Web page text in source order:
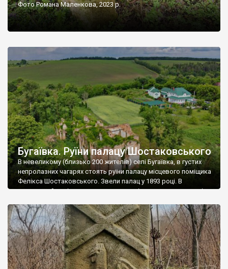
Фото Романа Маленкова, 2023 р.
Бугаївка. Руїни палацу Шостаковського
В невеликому (близько 200 жителів) селі Бугаївка, в густих
непролазних чагарях стоять руїни палацу місцевого поміщика
Фелікса Шостаковського. Звели палац у 1893 році. В
радянський період у ньому спочатку містилася школа, потім
століття тут розмістили туберкульозну лікарню. Коли із
палацу виїхала лікарня – ми точно не […]